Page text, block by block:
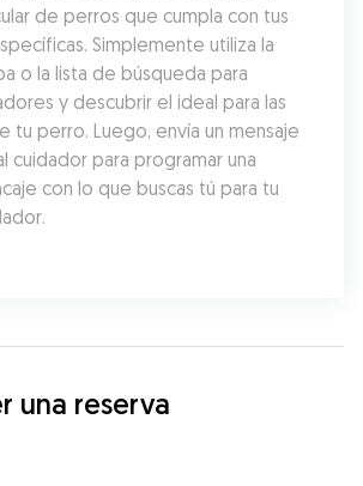
de perros que cumpla con tus
Simplemente utiliza la
o la lista de búsqueda para
y descubrir el ideal para las
tu perro. Luego, envía un mensaje
cuidador para programar una
con lo que buscas tú para tu
una reserva